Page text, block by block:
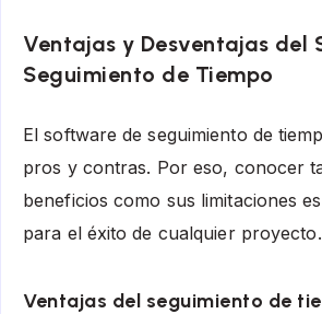
Ventajas y Desventajas del
Seguimiento de Tiempo
El software de seguimiento de
pros y contras. Por eso, conocer
beneficios como sus limitaciones
para el éxito de cualquier proyecto.
Ventajas del seguimiento de